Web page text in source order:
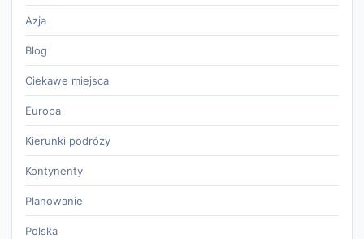
Azja
Blog
Ciekawe miejsca
Europa
Kierunki podróży
Kontynenty
Planowanie
Polska